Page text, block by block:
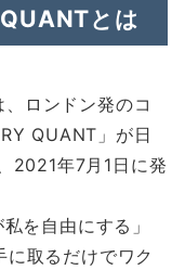
とは
ロンドン発のコ
QUANT」が日
2021年7月1日に発
を自由にする」
取るだけでワク